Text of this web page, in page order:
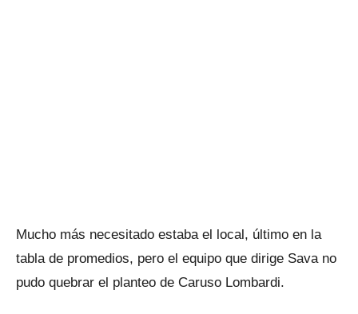
Mucho más necesitado estaba el local, último en la
tabla de promedios, pero el equipo que dirige Sava no
pudo quebrar el planteo de Caruso Lombardi.